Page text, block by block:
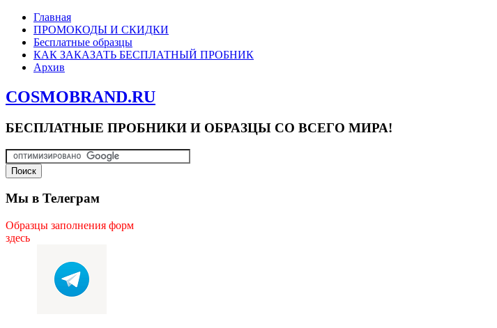
Главная
ПРОМОКОДЫ И СКИДКИ
Бесплатные образцы
КАК ЗАКАЗАТЬ БЕСПЛАТНЫЙ ПРОБНИК
Архив
COSMOBRAND.RU
БЕСПЛАТНЫЕ ПРОБНИКИ И ОБРАЗЦЫ СО ВСЕГО МИРА!
Мы в Телеграм
Образцы заполнения форм
здесь